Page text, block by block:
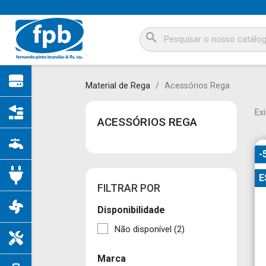
search
Material de Rega Acessórios Rega
ACESSÓRIOS REGA
FILTRAR POR
Disponibilidade
Não disponível (2)
Marca
-